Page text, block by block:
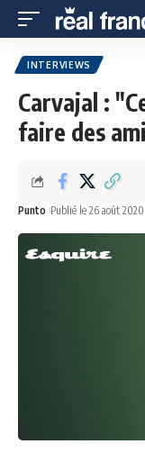
INTERVIEWS
Carvajal :
faire des
Punto Publié le 26 août 2020